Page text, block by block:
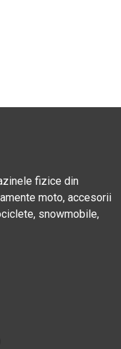
fizice din
moto, accesorii
snowmobile,